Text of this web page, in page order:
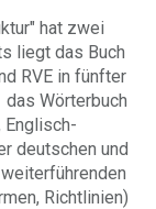
hat zwei
liegt das Buch
RVE in fünfter
Wörterbuch
Englisch-
deutschen und
Richtlinien)